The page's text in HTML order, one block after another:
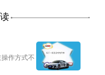
作方式不